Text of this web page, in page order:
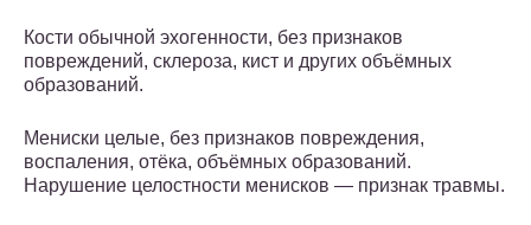
Кости обычной эхогенности, без признаков
повреждений, склероза, кист и других объёмных
образований.
Мениски целые, без признаков повреждения,
воспаления, отёка, объёмных образований.
Нарушение целостности менисков — признак травмы.